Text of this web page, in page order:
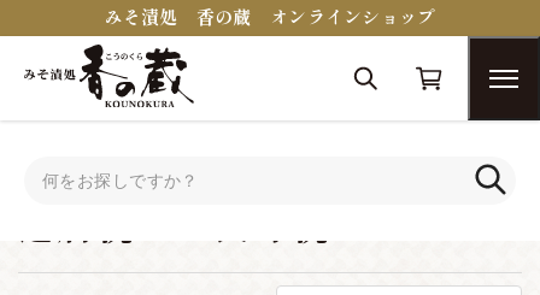
みそ漬処 香の蔵 オンラインショップ